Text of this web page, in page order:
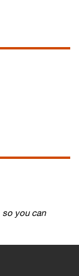
so you can